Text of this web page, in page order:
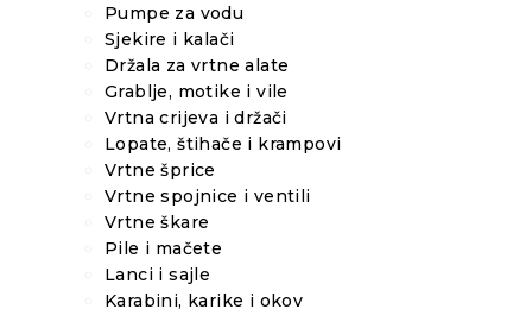
Pumpe za vodu
Sjekire i kalači
Držala za vrtne alate
Grablje, motike i vile
Vrtna crijeva i držači
Lopate, štihače i krampovi
Vrtne šprice
Vrtne spojnice i ventili
Vrtne škare
Pile i mačete
Lanci i sajle
Karabini, karike i okov